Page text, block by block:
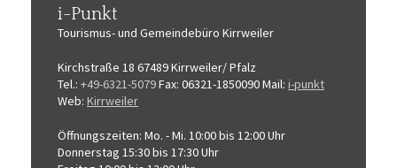
i-Punkt
Tourismus-und Gemeindebüro Kirrweiler
Kirchstraße 18 67489 Kirrweiler/ Pfalz
Tel.: +49-6321-5079Fax: 06321-1850090Mail: i-punkt
Web: Kirrweiler
Öffnungszeiten: Mo. - Mi. 10:00 bis 12:00 Uhr
Donnerstag 15:30 bis 17:30 Uhr